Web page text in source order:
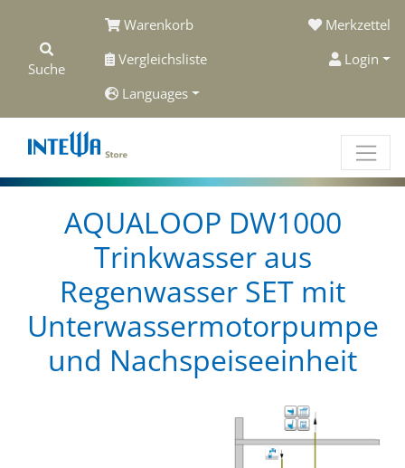
Suche
Warenkorb
Merkzettel
Vergleichsliste
Login
Languages
AQUALOOP DW1000
Trinkwasser aus
Regenwasser SET mit
Unterwassermotorpumpe
und Nachspeiseeinheit